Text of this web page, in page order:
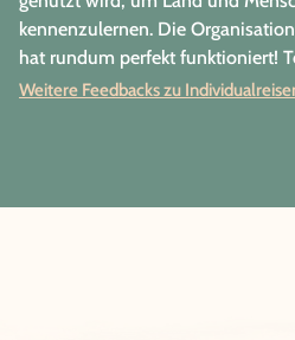
kennenzulernen. Die
hat rundum perfekt funktioniert!
Weitere Feedbacks zu